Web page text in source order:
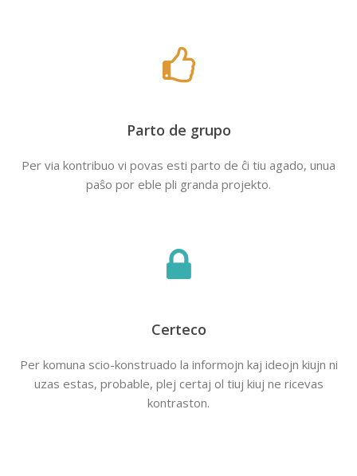
Parto de grupo
Per via kontribuo vi povas esti parto de ĉi tiu agado, unua
paŝo por eble pli granda projekto.
Certeco
Per komuna scio-konstruado la informojn kaj ideojn kiujn ni
uzas estas, probable, plej certaj ol tiuj kiuj ne ricevas
kontraston.